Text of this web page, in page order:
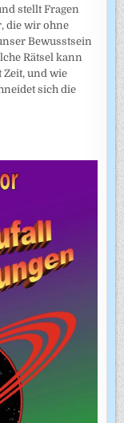
stellt Fragen
die wir ohne
Bewusstsein
Rätsel kann
Zeit, und wie
sich die